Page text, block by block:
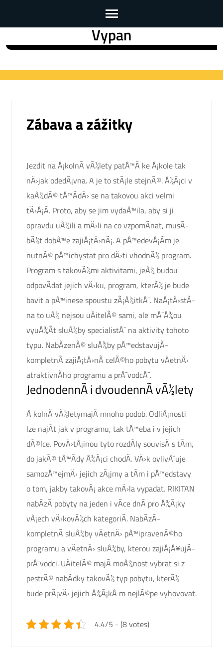
to
(Press
Vypan
Zábava a zážitky
Jezdit naÅ¡kolnÃ­ vÃ½lety patÅ™Ã­ ke Å¡kole tak
nÄ›jak odedÃ¡vna. A je to stÃ¡le stejnÃ©. Å½Ã¡ci v
kaÅ¾dÃ© tÅ™Ã­dÄ› se na takovou akci velmi
tÄ›Å¡Ã­. Proto, aby se jim vydaÅ™ila, aby si ji
opravdu uÅ¾ili a mÄ›li na co vzpomÃ­nat, musÃ­
bÃ½t dobÅ™e zajiÅ¡tÄ›nÃ¡. A pÅ™edevÅ¡Ã­m je
nutnÃ© pÅ™ichystat pro dÄ›ti vhodnÃ½ program.
Program s takovÃ½mi aktivitami, jeÅ¾ budou
odpovÃ­dat jejich vÄ›ku, program, kterÃ½ je bude
bavit a pÅ™inese spoustu zÃ¡Å¾itkÅ¯. NaÅ¡tÄ›stÃ­
na to uÅ¾ nejsou uÄitelÃ© sami, ale mÅ¯Å¾ou
vyuÅ¾Ã­t sluÅ¾by specialistÅ¯ na aktivity tohoto
typu. NabÃ­zenÃ© sluÅ¾by pÅ™edstavujÃ­
kompletnÃ­ zajiÅ¡tÄ›nÃ­ celÃ©ho pobytu vÄetnÄ›
atraktivnÃ­ho programu a prÅ¯vodcÅ¯.
JednodennÃ­ i dvoudennÃ­ vÃ½lety
Å kolnÃ­ vÃ½letymajÃ­ mnoho podob. OdliÅ¡nosti
lze najÃ­t jak v programu, tak tÅ™eba i v jejich
dÃ©lce. PovÄ›tÅ¡inou tyto rozdÃ­ly souvisÃ­ s tÃ­m,
do jakÃ© tÅ™Ã­dy Å¾Ã¡ci chodÃ­. VÄ›k ovlivÅˆuje
samozÅ™ejmÄ› jejich zÃ¡jmy a tÃ­m i pÅ™edstavy
o tom, jakby takovÃ¡ akce mÄ›la vypadat. RIKITAN
nabÃ­zÃ­ pobyty na jeden i vÃ­ce dnÃ­ pro Å¾Ã¡ky
vÅ¡ech vÄ›kovÃ½ch kategoriÃ­. NabÃ­zÃ­
kompletnÃ­ sluÅ¾by vÄetnÄ› pÅ™ipravenÃ©ho
programu a vÄetnÄ› sluÅ¾by, kterou zajiÅ¡Å¥ujÃ­
prÅ¯vodci. UÄitelÃ© majÃ­ moÅ¾nost vybrat si z
pestrÃ© nabÃ­dky takovÃ½ typ pobytu, kterÃ½
bude prÃ¡vÄ› jejich Å¾Ã¡kÅ¯m nejlÃ©pe vyhovovat.
4.4/5 - (8 votes)